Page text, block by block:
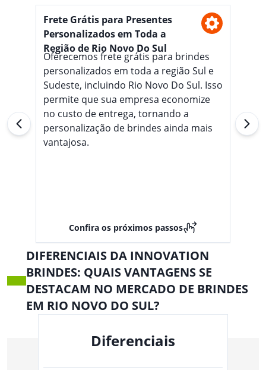
Frete Grátis para Presentes
Personalizados em Toda a
Região de Rio Novo Do Sul
Oferecemos frete grátis para brindes
personalizados em toda a região Sul e
Sudeste, incluindo Rio Novo Do Sul. Isso
permite que sua empresa economize
no custo de entrega, tornando a
personalização de brindes ainda mais
vantajosa.
Confira os próximos passos
DIFERENCIAIS DA INNOVATION
BRINDES: QUAIS VANTAGENS SE
DESTACAM NO MERCADO DE BRINDES
EM RIO NOVO DO SUL?
Diferenciais